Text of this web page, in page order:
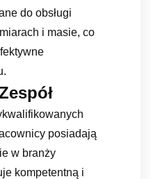
do obsługi
i masie, co
posiadają
w branży
kompetentną i